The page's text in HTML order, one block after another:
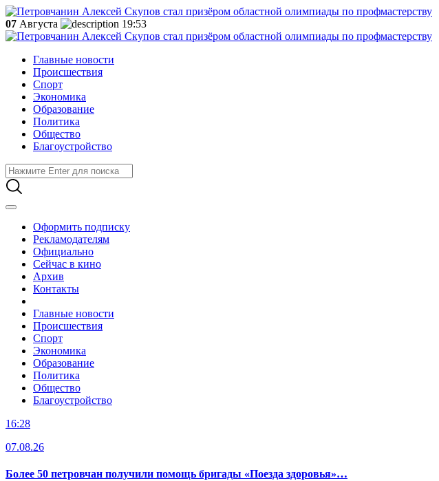
07 Августа 19:53
Главные новости
Происшествия
Спорт
Экономика
Образование
Политика
Общество
Благоустройство
Оформить подписку
Рекламодателям
Официально
Сейчас в кино
Архив
Контакты
Главные новости
Происшествия
Спорт
Экономика
Образование
Политика
Общество
Благоустройство
16:28
07.08.26
Более 50 петровчан получили помощь бригады «Поезда здоровья»…